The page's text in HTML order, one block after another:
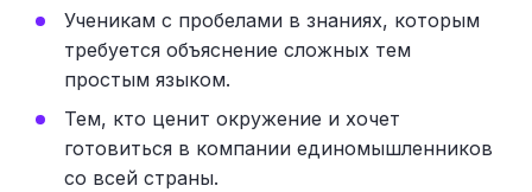
Ученикам с пробелами в знаниях, которым
требуется объяснение сложных тем
простым языком.
Тем, кто ценит окружение и хочет
готовиться в компании единомышленников
со всей страны.